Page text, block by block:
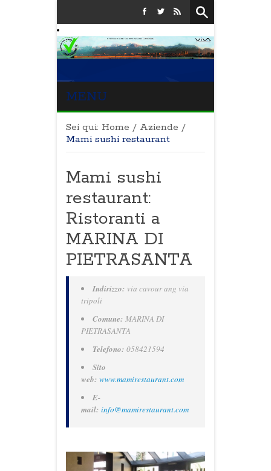
MENU
Sei qui: Home / Aziende /
Mami sushi restaurant
Mami sushi
restaurant:
Ristoranti a
MARINA DI
PIETRASANTA
Indirizzo: via cavour ang via
tripoli
Comune: MARINA DI
PIETRASANTA
Telefono: 058421594
Sito
web: www.mamirestaurant.com
E-
mail: info@mamirestaurant.com